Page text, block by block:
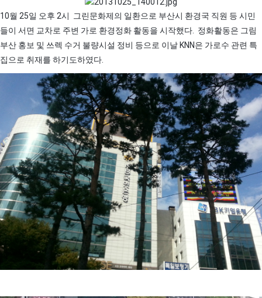
10월 25일 오후 2시 그린문화제의 일환으로 부산시 환경국 직원 등 시민
들이 서면 교차로 주변 가로 환경정화 활동을 시작했다. 정화활동은 그림
부산 홍보 및 쓰렉 수거 불량시설 정비 등으로 이날 KNN은 가로수 관련 특
집으로 취재를 하기도하였다.